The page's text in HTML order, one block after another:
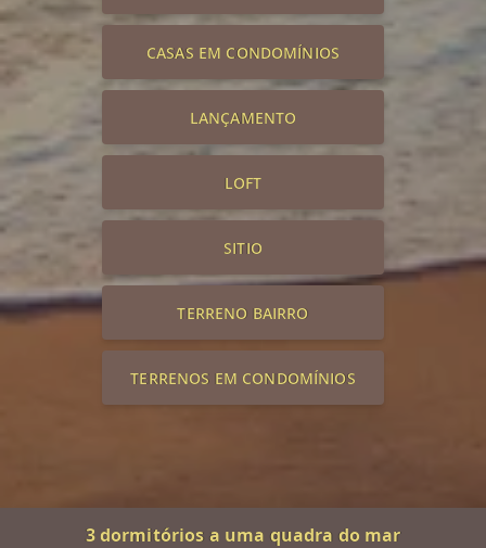
CASAS EM CONDOMÍNIOS
LANÇAMENTO
LOFT
SITIO
TERRENO BAIRRO
TERRENOS EM CONDOMÍNIOS
3 dormitórios a uma quadra do mar